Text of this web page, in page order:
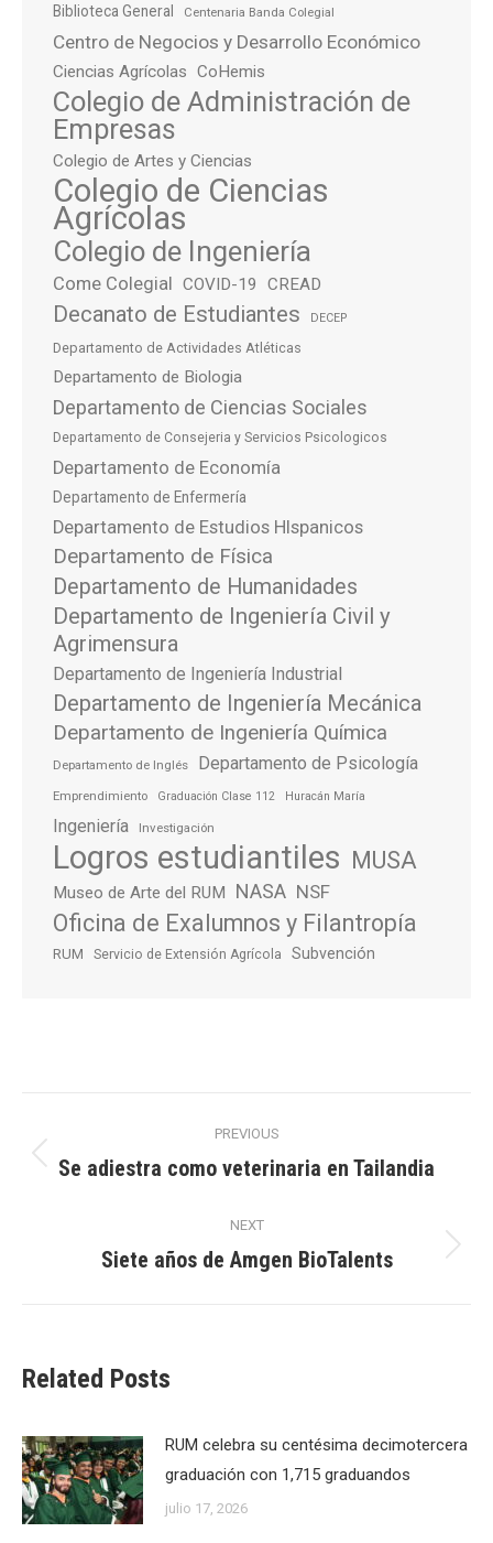
Biblioteca General Centenaria Banda Colegial
Centro de Negocios y Desarrollo Económico
Ciencias Agrícolas CoHemis
Colegio de Administración de
Empresas
Colegio de Artes y Ciencias
Colegio de Ciencias
Agrícolas
Colegio de Ingeniería
Come Colegial COVID-19 CREAD
Decanato de Estudiantes DECEP
Departamento de Actividades Atléticas
Departamento de Biologia
Departamento de Ciencias Sociales
Departamento de Consejeria y Servicios Psicologicos
Departamento de Economía
Departamento de Enfermería
Departamento de Estudios HIspanicos
Departamento de Física
Departamento de Humanidades
Departamento de Ingeniería Civil y
Agrimensura
Departamento de Ingeniería Industrial
Departamento de Ingeniería Mecánica
Departamento de Ingeniería Química
Departamento de Inglés Departamento de Psicología
Emprendimiento Graduación Clase 112 Huracán María
Ingeniería Investigación
Logros estudiantiles MUSA
Museo de Arte del RUM NASA NSF
Oficina de Exalumnos y Filantropía
RUM Servicio de Extensión Agrícola Subvención
navigation
PREVIOUS
Previous
Se adiestra como veterinaria en Tailandia
NEXT
Next
Siete años de Amgen BioTalents
Related Posts
RUM celebra su centésima decimotercera
graduación con 1,715 graduandos
julio 17, 2026